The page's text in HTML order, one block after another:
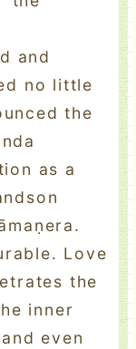
and
no little
the
as a
Love
the
inner
even